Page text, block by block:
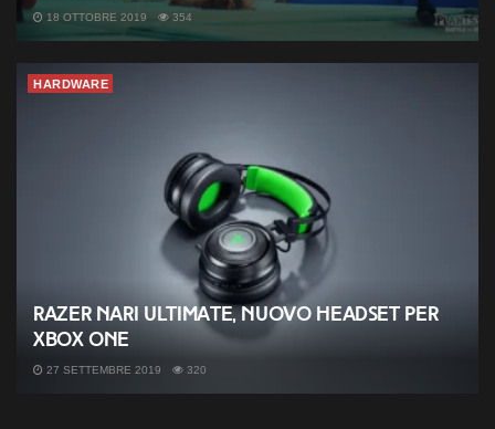
18 OTTOBRE 2019 354
HARDWARE
Razer Nari Ultimate, nuovo headset per
Xbox One
27 SETTEMBRE 2019 320